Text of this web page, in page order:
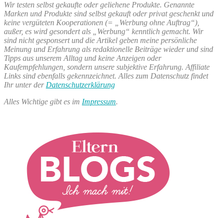
Wir testen selbst gekaufte oder geliehene Produkte. Genannte
Marken und Produkte sind selbst gekauft oder privat geschenkt und
keine vergüteten Kooperationen (= „Werbung ohne Auftrag“),
außer, es wird gesondert als „Werbung“ kenntlich gemacht. Wir
sind nicht gesponsert und die Artikel geben meine persönliche
Meinung und Erfahrung als redaktionelle Beiträge wieder und sind
Tipps aus unserem Alltag und keine Anzeigen oder
Kaufempfehlungen, sondern unsere subjektive Erfahrung. Affiliate
Links sind ebenfalls gekennzeichnet. Alles zum Datenschutz findet
Ihr unter derDatenschutzerklärung
Alles Wichtige gibt es im Impressum.